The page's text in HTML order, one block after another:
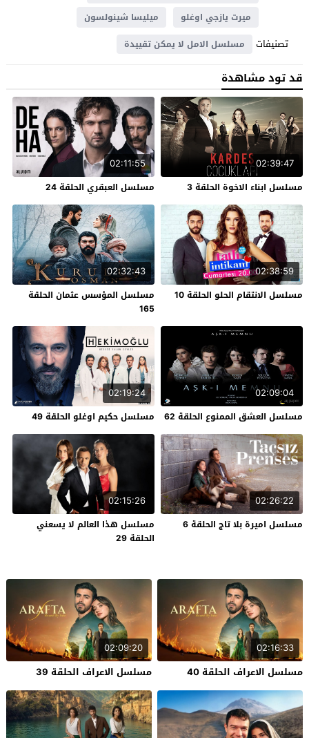
ميرت يازجي اوغلو
ميليسا شينولسون
تصنيفات مسلسل الامل لا يمكن تقييدة
قد تود مشاهدة
02:39:47
مسلسل ابناء الاخوة الحلقة 3
02:11:55
مسلسل العبقري الحلقة 24
02:38:59
مسلسل الانتقام الحلو الحلقة 10
02:32:43
مسلسل المؤسس عثمان الحلقة
165
02:09:04
مسلسل العشق الممنوع الحلقة 62
02:19:24
مسلسل حكيم اوغلو الحلقة 49
02:26:22
مسلسل اميرة بلا تاج الحلقة 6
02:15:26
مسلسل هذا العالم لا يسعني
الحلقة 29
02:16:33
مسلسل الاعراف الحلقة 40
02:09:20
مسلسل الاعراف الحلقة 39